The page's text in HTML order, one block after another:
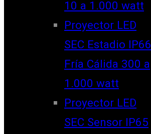
10 a 1.000 watt
Proyector LED
SEC Estadio IP66
Fría Cálida 300 a
1.000 watt
Proyector LED
SEC Sensor IP65